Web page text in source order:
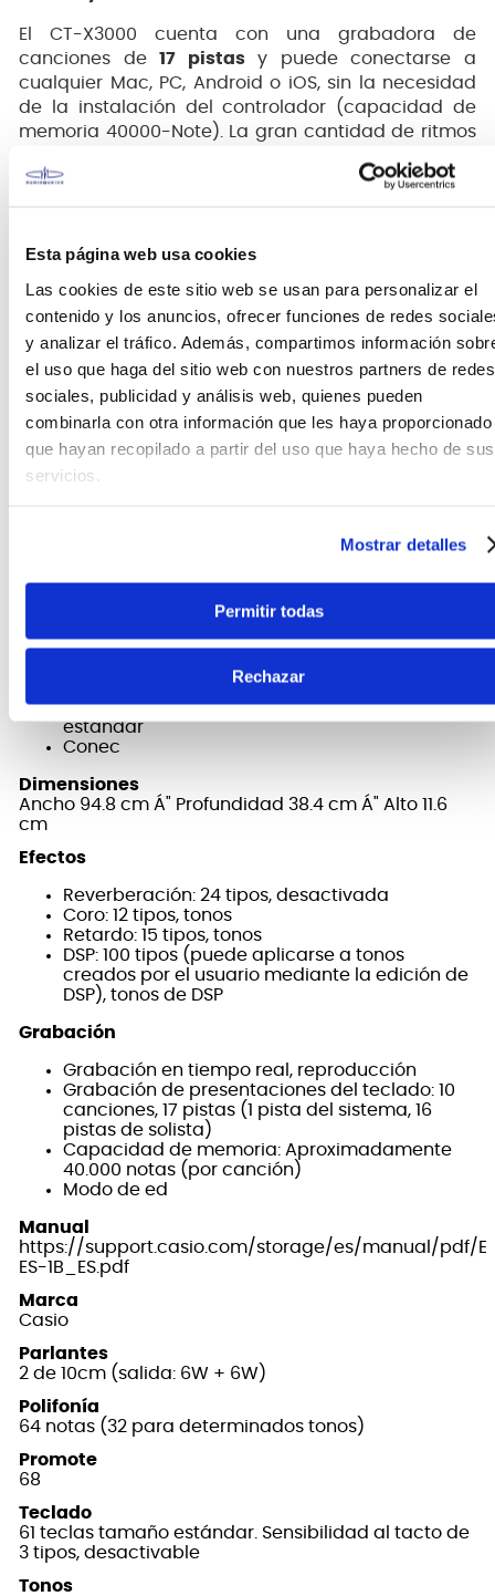
Esta página web usa cookies
Las cookies de este sitio web se usan para personalizar el
contenido y los anuncios, ofrecer funciones de redes
y analizar el tráfico. Además, compartimos información
el uso que haga del sitio web con nuestros partners de redes
sociales, publicidad y análisis web, quienes pueden
combinarla con otra información que les haya proporcionado
que hayan recopilado a partir del uso que haya hecho de sus
servicios.
Mostrar detalles
Permitir todas
Rechazar
El CT-X3000 cuenta con una grabadora de
canciones de17 pistasy puede conectarse a
cualquier Mac, PC, Android o iOS, sin la necesidad
de la instalación del controlador (capacidad de
memoria 40000-Note). La gran cantidad de ritmos
ayudar en la creación y composición de canciones.
Además de la excelente reproducción de sonidos
instrumentales (que cautivan mejor al músico en la
práctica), el CT-X3000 tiene una gran cantidad de
recursos para que el principiante los use como
ayuda para mejorar. Los tonos de 800x y los ritmos
de 235x aseguran que los músicos siempre tengan
acceso a los sonidos y ritmos que necesitan, y un
metrónomo incluido mantiene a todos a tiempo.
Puerto para unidades flash USB: Tipo A
Conector para pedal 1: Conector estándar
Conector de expresión para pedal 2: Conector
Conector de audífonos: Conector estéreo
estándar
Conec
Dimensiones
Ancho 94.8 cm Á" Profundidad 38.4 cm Á" Alto 11.6
cm
Efectos
Reverberación: 24 tipos, desactivada
Coro: 12 tipos, tonos
Retardo: 15 tipos, tonos
DSP: 100 tipos (puede aplicarse a tonos
creados por el usuario mediante la edición de
DSP), tonos de DSP
Grabación
Grabación en tiempo real, reproducción
Grabación de presentaciones del teclado: 10
canciones, 17 pistas (1 pista del sistema, 16
pistas de solista)
Capacidad de memoria: Aproximadamente
40.000 notas (por canción)
Modo de ed
Manual
https://support.casio.com/storage/es/manual/pdf/
ES-1B_ES.pdf
Marca
Casio
Parlantes
2 de 10cm (salida: 6W + 6W)
Polifonía
64 notas (32 para determinados tonos)
Promote
68
Teclado
61 teclas tamaño estándar. Sensibilidad al tacto de
3 tipos, desactivable
Tonos